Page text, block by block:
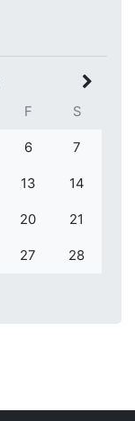
F S
6 7
13 14
20 21
27 28